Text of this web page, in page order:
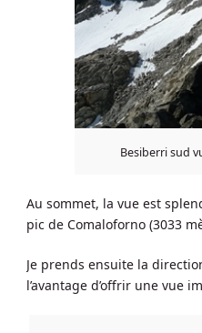
Besiberri sud
Au sommet, la vue est
pic de Comaloforno (3033
Je prends ensuite la
l’avantage d’offrir une vue